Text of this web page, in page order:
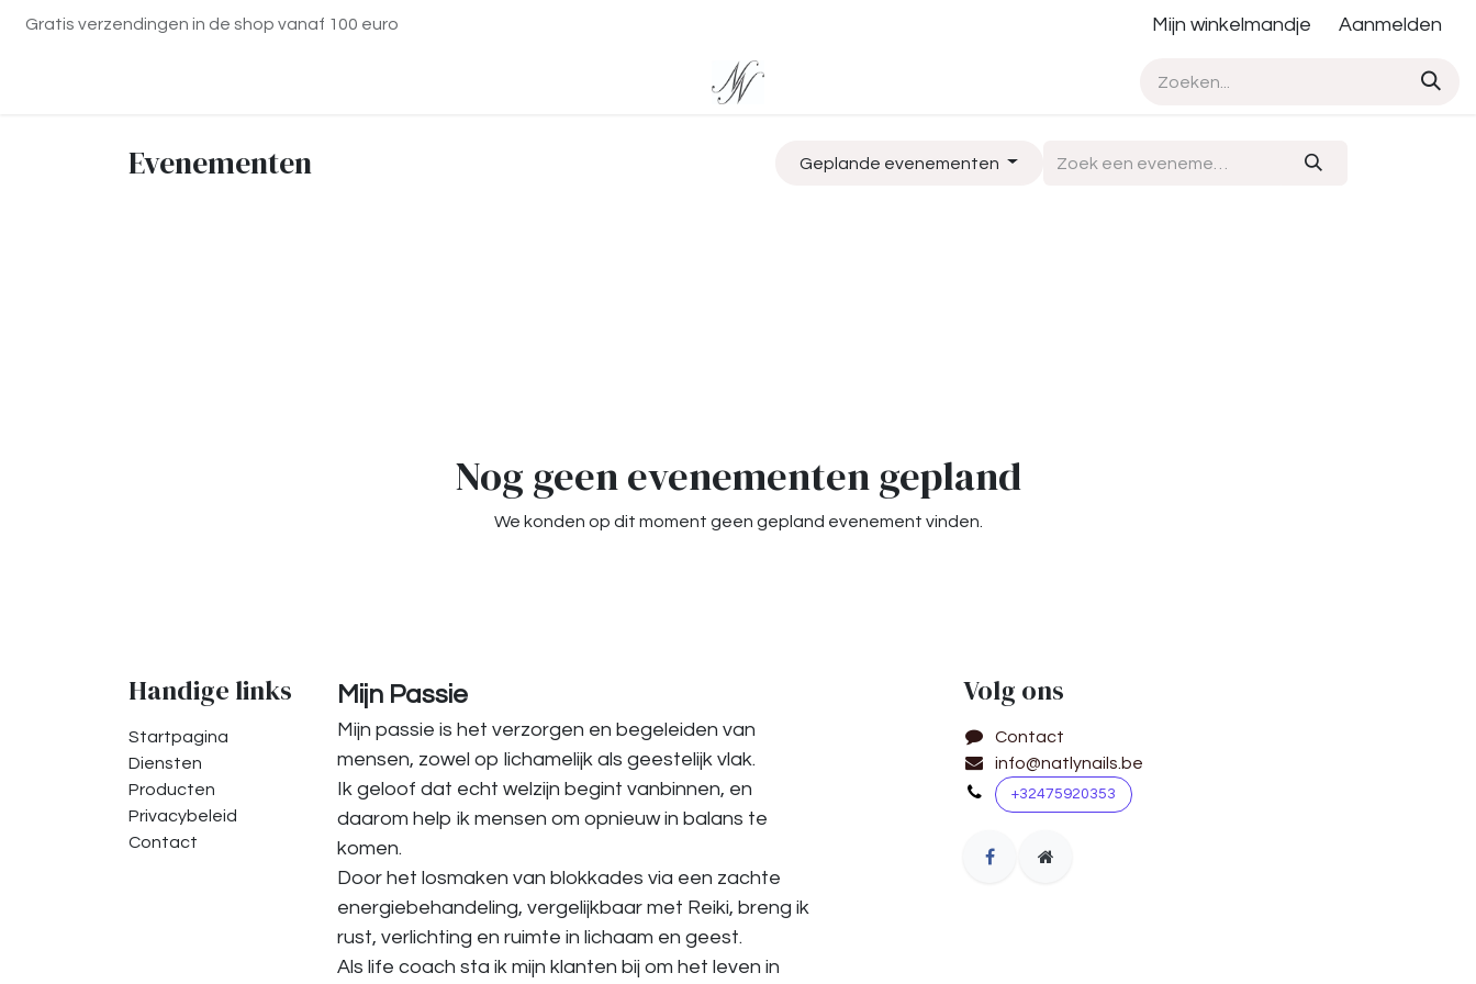
Gratis verzendingen in de shop vanaf 100 euro Mijn winkelmandje Aanmelden
Evenementen Geplande evenementen
Nog geen evenementen gepland
We konden op dit moment geen gepland evenement vinden.
Handige links
Startpagina
Diensten
Producten
Privacybeleid
Contact
Mijn Passie
Mijn passie is het verzorgen en begeleiden van
mensen, zowel op lichamelijk als geestelijk vlak.
Ik geloof dat echt welzijn begint vanbinnen, en
daarom help ik mensen om opnieuw in balans te
komen.
Door het losmaken van blokkades via een zachte
energiebehandeling, vergelijkbaar met Reiki, breng ik
rust, verlichting en ruimte in lichaam en geest.
Als life coach sta ik mijn klanten bij om het leven in
Volg ons
Contact
info@natlynails.be
+32475920353